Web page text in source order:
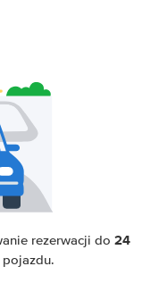
rezerwacji do 24